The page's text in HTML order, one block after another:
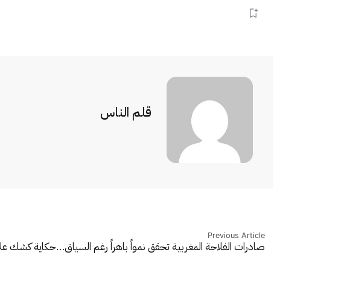
قلم الناس
Previous Article
صادرات الفلاحة المغربية تحقق نمواً باهراً رغم السياق…حكاية كشك